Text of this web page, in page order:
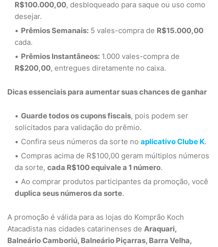
R$100.000,00, desbloqueado para saque ou uso como
desejar.
Prêmios Semanais: 5 vales-compra de R$15.000,00
cada.
Prêmios Instantâneos: 1.000 vales-compra de
R$200,00, entregues diretamente no caixa.
Dicas essenciais para aumentar suas chances de ganhar
Guarde todos os cupons fiscais, pois podem ser
solicitados para validação do prêmio.
Confira seus números da sorte no aplicativo Clube K.
Compras acima de R$100,00 geram múltiplos números
da sorte, cada R$100 equivale a 1 número.
Ao comprar produtos participantes da promoção, você
duplica seus números da sorte.
A promoção é válida para as lojas do Komprão Koch
Atacadista nas cidades catarinenses de Araquari,
Balneário Camboriú, Balneário Piçarras, Barra Velha,